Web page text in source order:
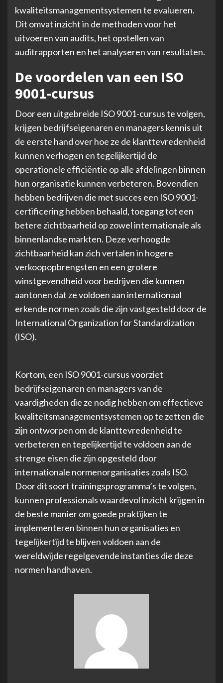
kwaliteitsmanagementsystemen te evalueren.
Dit omvat inzicht in de methoden voor het
uitvoeren van audits, het opstellen van
auditrapporten en het analyseren van resultaten.
De voordelen van een ISO
9001-cursus
Door een uitgebreide ISO 9001-cursus te volgen,
krijgen bedrijfseigenaren en managers kennis uit
de eerste hand over hoe ze de klanttevredenheid
kunnen verhogen en tegelijkertijd de
operationele efficiëntie op alle afdelingen binnen
hun organisatie kunnen verbeteren. Bovendien
hebben bedrijven die met succes een ISO 9001-
certificering hebben behaald, toegang tot een
betere zichtbaarheid op zowel internationale als
binnenlandse markten. Deze verhoogde
zichtbaarheid kan zich vertalen in hogere
verkoopopbrengsten en een grotere
winstgevendheid voor bedrijven die kunnen
aantonen dat ze voldoen aan internationaal
erkende normen zoals die zijn vastgesteld door de
International Organization for Standardization
(ISO).
Kortom, een ISO 9001-cursus voorziet
bedrijfseigenaren en managers van de
vaardigheden die ze nodig hebben om effectieve
kwaliteitsmanagementsystemen op te zetten die
zijn ontworpen om de klanttevredenheid te
verbeteren en tegelijkertijd te voldoen aan de
strenge eisen die zijn opgesteld door
internationale normenorganisaties zoals ISO.
Door dit soort trainingsprogramma’s te volgen,
kunnen professionals waardevol inzicht krijgen in
de beste manier om goede praktijken te
implementeren binnen hun organisaties en
tegelijkertijd te blijven voldoen aan de
wereldwijde regelgevende instanties die deze
normen handhaven.